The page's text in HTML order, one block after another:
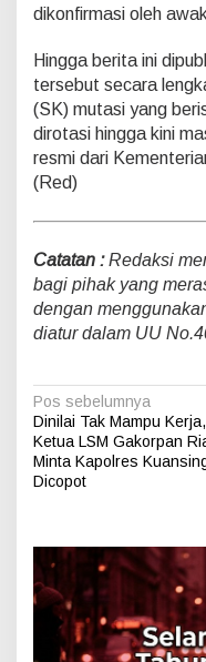
dikonfirmasi oleh
Hingga berita ini
tersebut secara
(SK) mutasi yang
dirotasi hingga kini
resmi dari
(Red)
Catatan :Redaksi
bagi pihak yang
dengan
diatur dalam UU
N
a
v
i
a
s
p
Pos sebelumnya
Dinilai Tak Mampu Kerja,
Ketua LSM Gakorpan
Minta Kapolres
Dicopot